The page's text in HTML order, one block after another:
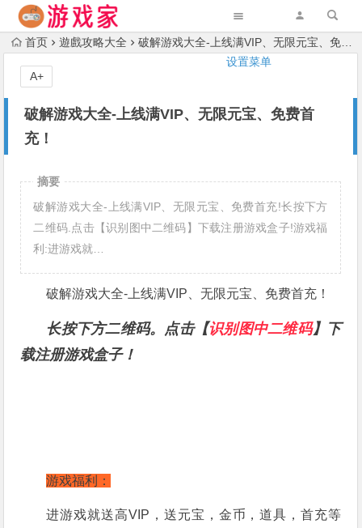
设置菜单
首页 遊戲攻略大全 破解游戏大全-上线满VIP、无限元宝、免费首充！
破解游戏大全-上线满VIP、无限元宝、免费首
充！
A+
摘要
破解游戏大全-上线满VIP、无限元宝、免费首充!长按下方
二维码.点击【识别图中二维码】下载注册游戏盒子!游戏福
利:进游戏就…
破解游戏大全-上线满VIP、无限元宝、免费首充！
长按下方二维码。点击【识别图中二维码】下
载注册游戏盒子！
游戏福利：
进游戏就送高VIP，送元宝，金币，道具，首充等